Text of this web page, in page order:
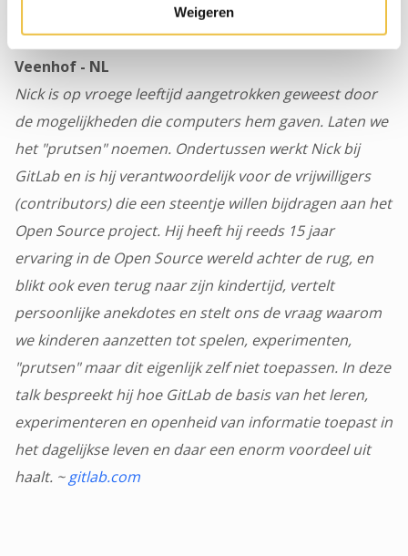
Weigeren
1. Open Source can be applied to more than just
code, young and old, physical and virtual - Nick
Veenhof - NL
Nick is op vroege leeftijd aangetrokken geweest door
de mogelijkheden die computers hem gaven. Laten we
het "prutsen" noemen. Ondertussen werkt Nick bij
GitLab en is hij verantwoordelijk voor de vrijwilligers
(contributors) die een steentje willen bijdragen aan het
Open Source project. Hij heeft hij reeds 15 jaar
ervaring in de Open Source wereld achter de rug, en
blikt ook even terug naar zijn kindertijd, vertelt
persoonlijke anekdotes en stelt ons de vraag waarom
we kinderen aanzetten tot spelen, experimenten,
"prutsen" maar dit eigenlijk zelf niet toepassen. In deze
talk bespreekt hij hoe GitLab de basis van het leren,
experimenteren en openheid van informatie toepast in
het dagelijkse leven en daar een enorm voordeel uit
haalt. ~gitlab.com